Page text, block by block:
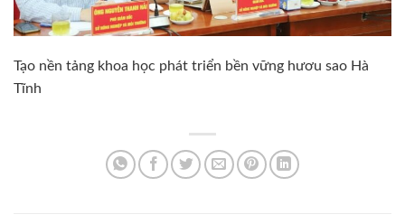
Tạo nền tảng khoa học phát triển bền vững hươu sao Hà
Tĩnh